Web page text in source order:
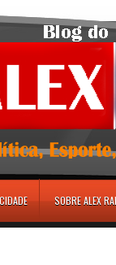
SOBRE ALEX